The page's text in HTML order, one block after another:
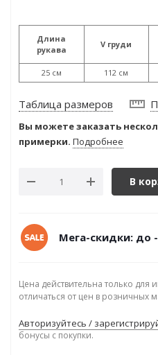
Длина
рукава
25 см
V груди
112 см
Таблица размеров
Вы можете заказать
примерки. Подробнее
В
Мега-скидки: до
Цена действительна только для
отличаться от цен в розничных
Авторизуйтесь /
бонусы с покупки.